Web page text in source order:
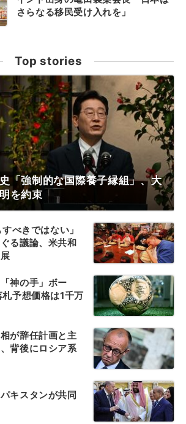
さらなる移民受け入れを」
Top stories
「強制的な国際養子縁組」、大
を約束
べきではない」
る議論、米共和
神の手」ボー
予想価格は1千万
が辞任計画と主
背後にロシア系
キスタンが共同